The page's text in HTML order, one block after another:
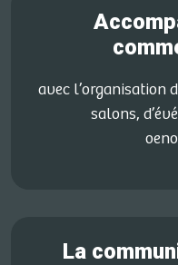
avec l’organisation
salons,
La